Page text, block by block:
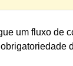
um fluxo de